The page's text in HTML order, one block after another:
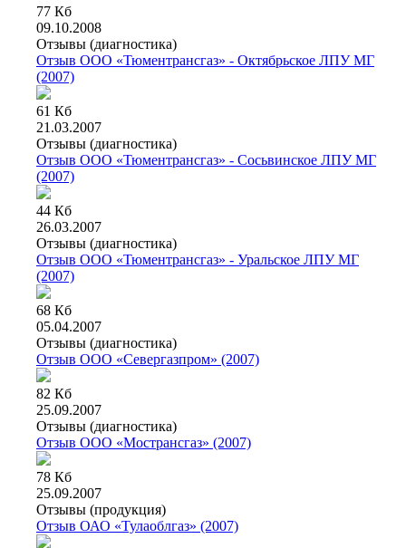
77 Кб
09.10.2008
Отзывы (диагностика)
Отзыв ООО «Тюментрансгаз» - Октябрьское ЛПУ МГ
(2007)
61 Кб
21.03.2007
Отзывы (диагностика)
Отзыв ООО «Тюментрансгаз» - Сосьвинское ЛПУ МГ
(2007)
44 Кб
26.03.2007
Отзывы (диагностика)
Отзыв ООО «Тюментрансгаз» - Уральское ЛПУ МГ
(2007)
68 Кб
05.04.2007
Отзывы (диагностика)
Отзыв ООО «Севергазпром» (2007)
82 Кб
25.09.2007
Отзывы (диагностика)
Отзыв ООО «Мострансгаз» (2007)
78 Кб
25.09.2007
Отзывы (продукция)
Отзыв ОАО «Тулаоблгаз» (2007)